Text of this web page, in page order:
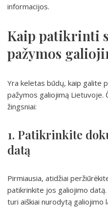
informacijos.
Kaip patikrinti
pažymos
Yra keletas būdų, kaip galite
pažymos galiojimą Lietuvoje.
žingsniai:
1. Patikrinkite
datą
Pirmiausia, atidžiai
patikrinkite jos galiojimo
turi aiškiai nurodytą galiojimo